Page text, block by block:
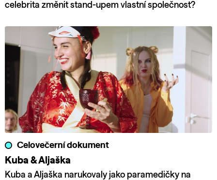
celebrita změnit stand-upem vlastní společnost?
Celovečerní dokument
Kuba & Aljaška
Kuba a Aljaška narukovaly jako paramedičky na